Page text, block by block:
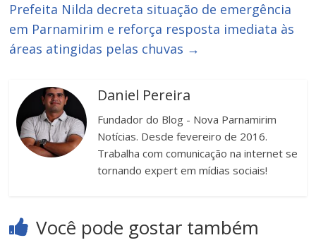
Prefeita Nilda decreta situação de emergência
em Parnamirim e reforça resposta imediata às
áreas atingidas pelas chuvas →
Daniel Pereira
Fundador do Blog - Nova Parnamirim
Notícias. Desde fevereiro de 2016.
Trabalha com comunicação na internet se
tornando expert em mídias sociais!
Você pode gostar também